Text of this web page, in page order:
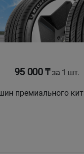
95 000 ₸за 1 шт.
премиального